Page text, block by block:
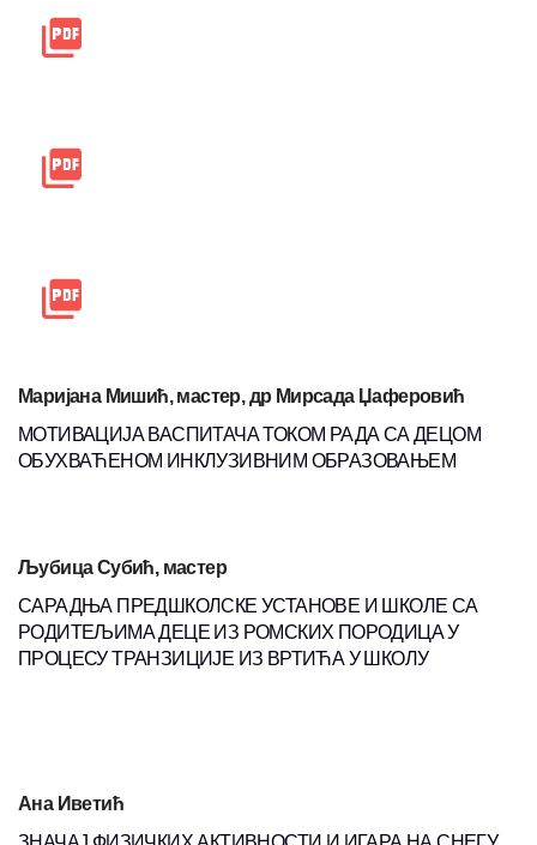
Маријана Мишић, мастер, др Мирсада Џаферовић
МОТИВАЦИЈА ВАСПИТАЧА ТОКОМ РАДА СА ДЕЦОМ
ОБУХВАЋЕНОМ ИНКЛУЗИВНИМ ОБРАЗОВАЊЕМ
Љубица Субић, мастер
САРАДЊА ПРЕДШКОЛСКЕ УСТАНОВЕ И ШКОЛЕ СА
РОДИТЕЉИМА ДЕЦЕ ИЗ РОМСКИХ ПОРОДИЦА У
ПРОЦЕСУ ТРАНЗИЦИЈЕ ИЗ ВРТИЋА У ШКОЛУ
Ана Иветић